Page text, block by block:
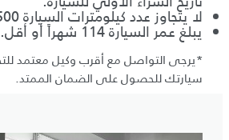
لا يتجاوز عدد كيلومترات السيارة 262,500 كم.
يبلغ عمر السيارة 114 شهراً أو أقل.
*يرجى التواصل مع أقرب وكيل معتمد
سيارتك للحصول على الضمان الممتد.